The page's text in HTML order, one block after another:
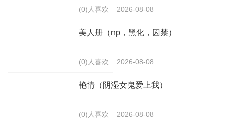
(0)人喜欢 2026-08-08
美人册（np，黑化，囚禁）
(0)人喜欢 2026-08-08
艳情（阴湿女鬼爱上我）
(0)人喜欢 2026-08-08